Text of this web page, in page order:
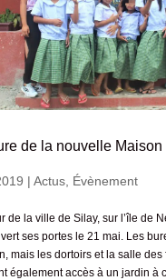
de la nouvelle Maison
| Actus, Évènement
de la ville de Silay, sur l’île de
ses portes le 21 mai. Les
mais les dortoirs et la salle des
également accès à un jardin à